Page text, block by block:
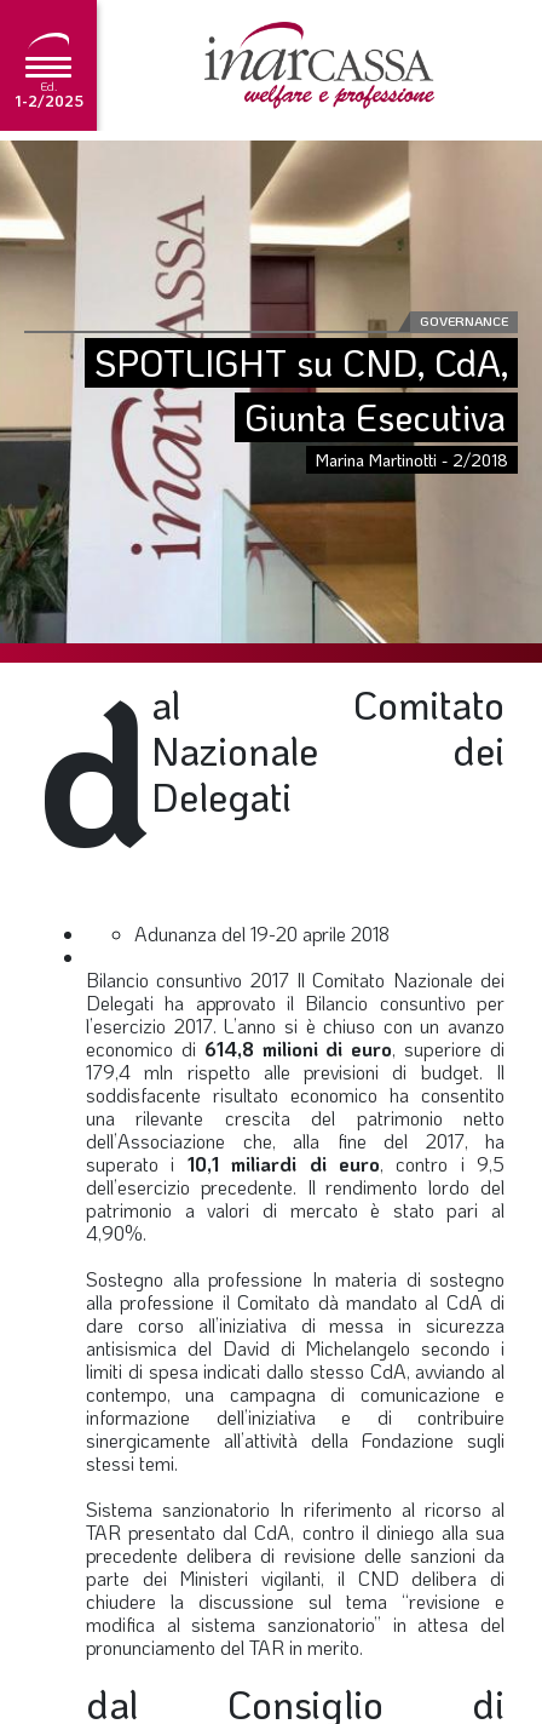
Ed.
1-2/2025
NEWS
EDITORIALE
TUTORIAL
ARCHIVIO
Ultima edizione
1-2/2025
SOMMARIO
PREVIDENZA
PROFESSIONE
TERZA PAGINA
LE FOTO DEL FIL ROUGE
IN QUESTO NUMERO
SPAZIO APERTO
GOVERNANCE
FONDAZIONE
ASSOCIAZIONI
LA VIGNETTA DI EVASIO
SPECIALE
expand_more
GOVERNANCE
SPOTLIGHT su CND, CdA,
Giunta Esecutiva
Marina Martinotti - 2/2018
dal Comitato
Nazionale dei
Delegati
Adunanza del 19-20 aprile 2018
Bilancio consuntivo 2017Il Comitato Nazionale dei
Delegati ha approvato il Bilancio consuntivo per
l’esercizio 2017. L’anno si è chiuso con un avanzo
economico di 614,8 milioni di euro, superiore di
179,4 mln rispetto alle previsioni di budget. Il
soddisfacente risultato economico ha consentito
una rilevante crescita del patrimonio netto
dell’Associazione che, alla fine del 2017, ha
superato i 10,1 miliardi di euro, contro i 9,5
dell’esercizio precedente. Il rendimento lordo del
patrimonio a valori di mercato è stato pari al
4,90%.
Sostegno alla professione In materia di sostegno
alla professione il Comitato dà mandato al CdA di
dare corso all’iniziativa di messa in sicurezza
antisismica del David di Michelangelo secondo i
limiti di spesa indicati dallo stesso CdA, avviando al
contempo, una campagna di comunicazione e
informazione dell’iniziativa e di contribuire
sinergicamente all’attività della Fondazione sugli
stessi temi.
Sistema sanzionatorio In riferimento al ricorso al
TAR presentato dal CdA, contro il diniego alla sua
precedente delibera di revisione delle sanzioni da
parte dei Ministeri vigilanti, il CND delibera di
chiudere la discussione sul tema “revisione e
modifica al sistema sanzionatorio” in attesa del
pronunciamento del TAR in merito.
dal Consiglio di